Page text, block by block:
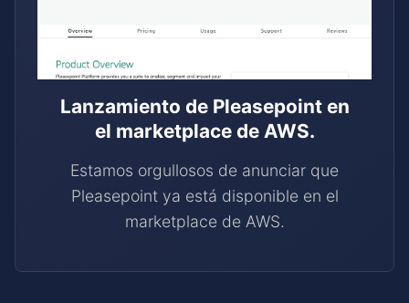
Lanzamiento de Pleasepoint en
el marketplace de AWS.
Estamos orgullosos de anunciar que
Pleasepoint ya está disponible en el
marketplace de AWS.